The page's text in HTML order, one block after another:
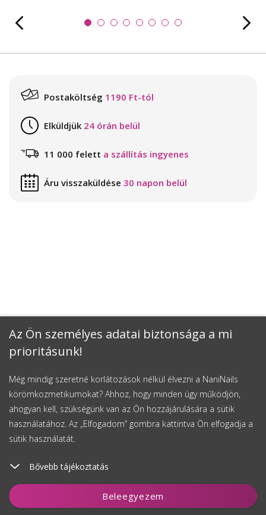
Az Ön személyes adatai biztonsága a mi
prioritásunk!
Még mindig szeretné korlátozások nélkül élvezni a NaniNails
körömkozmetikumokat? Ahhoz, hogy minden úgy működjön,
ahogyan kell, szükségünk van az Ön hozzájárulására a sütik
használatához. Az „Elfogadom” gombra kattintva Ön elfogadja a
sütik használatát.
Bővebb tájékoztatás
Beleegyezem
Kosárhoz ad
Postaköltség 1190 Ft-tól
Elküldjük 24 órán belül
11 000 felett a szállítás ingyenes
Áru visszaküldése 30 napon belül